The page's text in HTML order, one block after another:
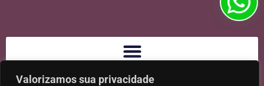
Valorizamos sua privacidade